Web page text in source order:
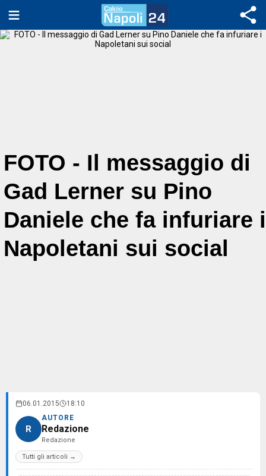
FOTO - Il messaggio di
Gad Lerner su Pino
Daniele che fa infuriare i
Napoletani sui social
06.01.2015 18:10
R
AUTORE
Redazione
Redazione
Tutti gli articoli →